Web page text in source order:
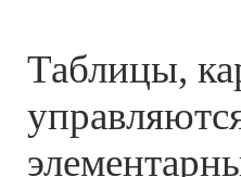
Таблицы,